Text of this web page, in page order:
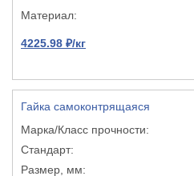
4225.98 ₽/кг
Гайка самоконтрящаяся